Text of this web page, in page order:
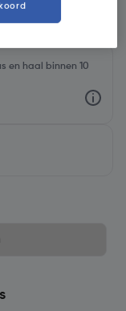
en haal binnen 10